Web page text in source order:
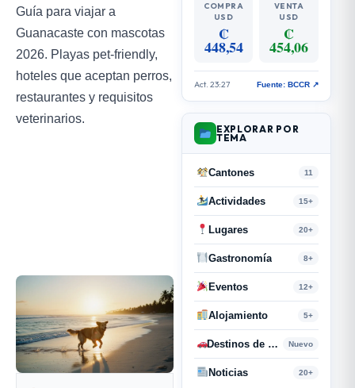
Guía para viajar a
Guanacaste con mascotas
2026. Playas pet-friendly,
hoteles que aceptan perros,
restaurantes y requisitos
veterinarios.
COMPRA
USD
₡
448,54
VENTA
USD
₡
454,06
Act. 23:27 Fuente: BCCR ↗
EXPLORAR POR
TEMA
Cantones 11
Actividades 15+
Lugares 20+
Gastronomía 8+
Eventos 12+
Alojamiento 5+
Destinos de Paso Nuevo
Noticias 20+